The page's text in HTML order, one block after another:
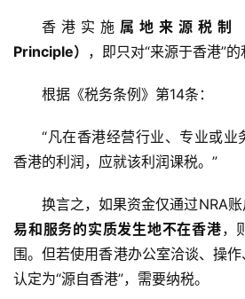
香港实施 属地来源税制
Principle） ，即只对“来源于香港”的
根据《税务条例》第14条：
“凡在香港经营行业、专业或业
香港的利润，应就该利润课税。”
换言之，如果资金仅通过NRA
易和服务的实质发生地不在香港，
围。但若使用香港办公室洽谈、操
认定为“源自香港”，需要纳税。